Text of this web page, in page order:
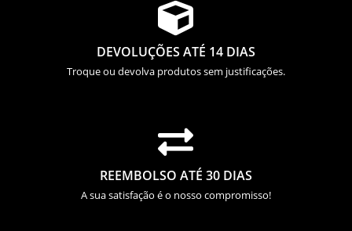

DEVOLUÇÕES ATÉ 14 DIAS
Troque ou devolva produtos sem justificações.

REEMBOLSO ATÉ 30 DIAS
A sua satisfação é o nosso compromisso!